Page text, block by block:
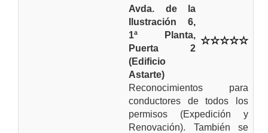
Avda. de la
Ilustración 6,
1ª Planta,
Puerta 2
(Edificio
Astarte)
Reconocimientos para
conductores de todos los
permisos (Expedición y
Renovación). También se